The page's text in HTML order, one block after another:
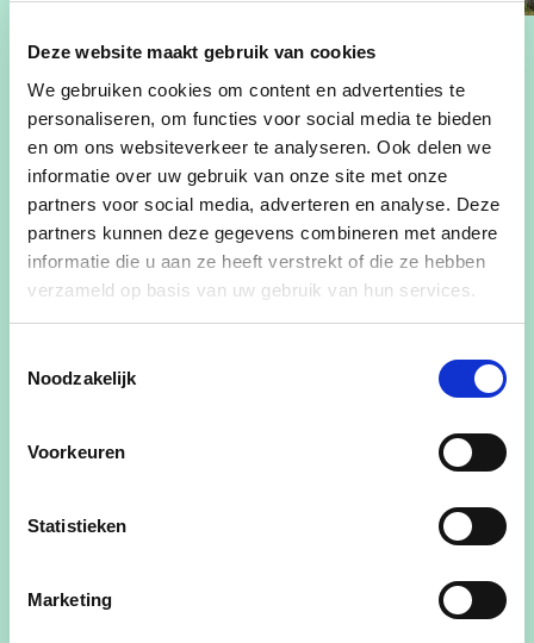
Deze website maakt gebruik van cookies
We gebruiken cookies om content en advertenties te
personaliseren, om functies voor social media te bieden
en om ons websiteverkeer te analyseren. Ook delen we
informatie over uw gebruik van onze site met onze
partners voor social media, adverteren en analyse. Deze
partners kunnen deze gegevens combineren met andere
informatie die u aan ze heeft verstrekt of die ze hebben
verzameld op basis van uw gebruik van hun services.
Noodzakelijk
Voorkeuren
Statistieken
Marketing
Wanneer
19/03/24
19:30-22:30
Waar
Cultuurhuis Merelbeke Driekoningenplein 15 9820
Merelbeke
Omdat we geloven dat burgers, bedrijven en